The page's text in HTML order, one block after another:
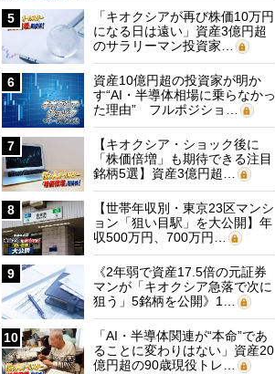
5
「キオクシアが再び株価10万円
になる日は遠い」資産3億円超
のサラリーマン投資家…
6
資産10億円超の投資家が明か
す“AI・半導体相場に乗らなかっ
た理由” フルポジショ…
7
【キオクシア・ショック後に
「株価倍増」も期待できる注目
銘柄5選】資産3億円超…
8
【世帯年収別・東京23区マンシ
ョン「狙い目駅」を大公開】年
収500万円、700万円…
9
《2年弱で資産17.5倍の元証券
マンが「キオクシア急落で次に
狙う」5銘柄を公開》1…
10
「AI・半導体関連が“本命”であ
ることに変わりはない」資産20
億円超の90歳現役トレ…